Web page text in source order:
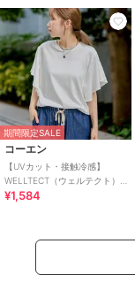
期間限定SALE
コーエン
【UVカット・接触冷感】
WELLTECT（ウェルテクト）
USAコットン フレアスリーブ
¥1,584